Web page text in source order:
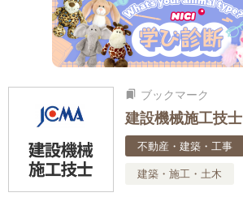
bookmarks ブックマーク
建設機械施工技士
不動産・建築・工事
建築・施工・土木